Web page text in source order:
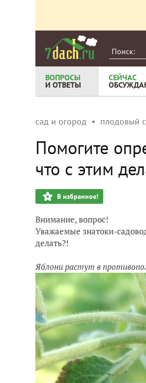
ВОПРОСЫ
И ОТВЕТЫ
СЕЙЧАС
сад и огород плодовый
Помогите
что с этим
В избранное!
Внимание, вопрос!
Уважаемые знатоки-
делать?!
Яблони растут в